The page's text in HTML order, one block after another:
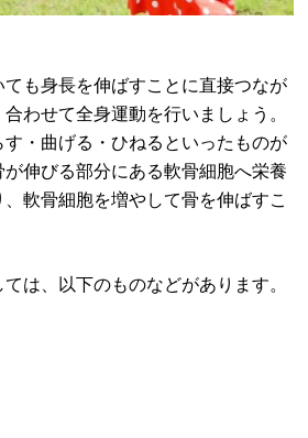
も身長を伸ばすことに直接つなが
わせて全身運動を行いましょう。
・曲げる・ひねるといったものが
伸びる部分にある軟骨細胞へ栄養
軟骨細胞を増やして骨を伸ばすこ
は、以下のものなどがあります。